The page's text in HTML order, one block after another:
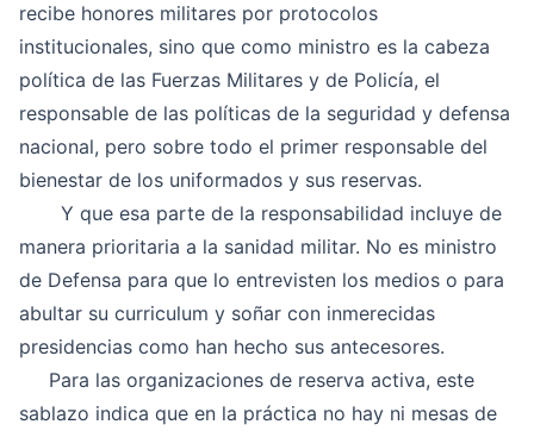
recibe honores militares por protocolos
institucionales, sino que como ministro es la cabeza
política de las Fuerzas Militares y de Policía, el
responsable de las políticas de la seguridad y defensa
nacional, pero sobre todo el primer responsable del
bienestar de los uniformados y sus reservas.
Y que esa parte de la responsabilidad incluye de
manera prioritaria a la sanidad militar. No es ministro
de Defensa para que lo entrevisten los medios o para
abultar su curriculum y soñar con inmerecidas
presidencias como han hecho sus antecesores.
Para las organizaciones de reserva activa, este
sablazo indica que en la práctica no hay ni mesas de